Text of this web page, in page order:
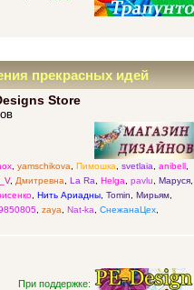
прекрасных идей
Store
, yamschikova, Пимошка, svetlaia, anibell,
, Дмитревна, La Ra, Helga, pavlu, Маруся,
, Нить Ариадны, Tomin, Мирьям,
, zaya, Nat-ka, СнежанаЦех,
При поддержке: